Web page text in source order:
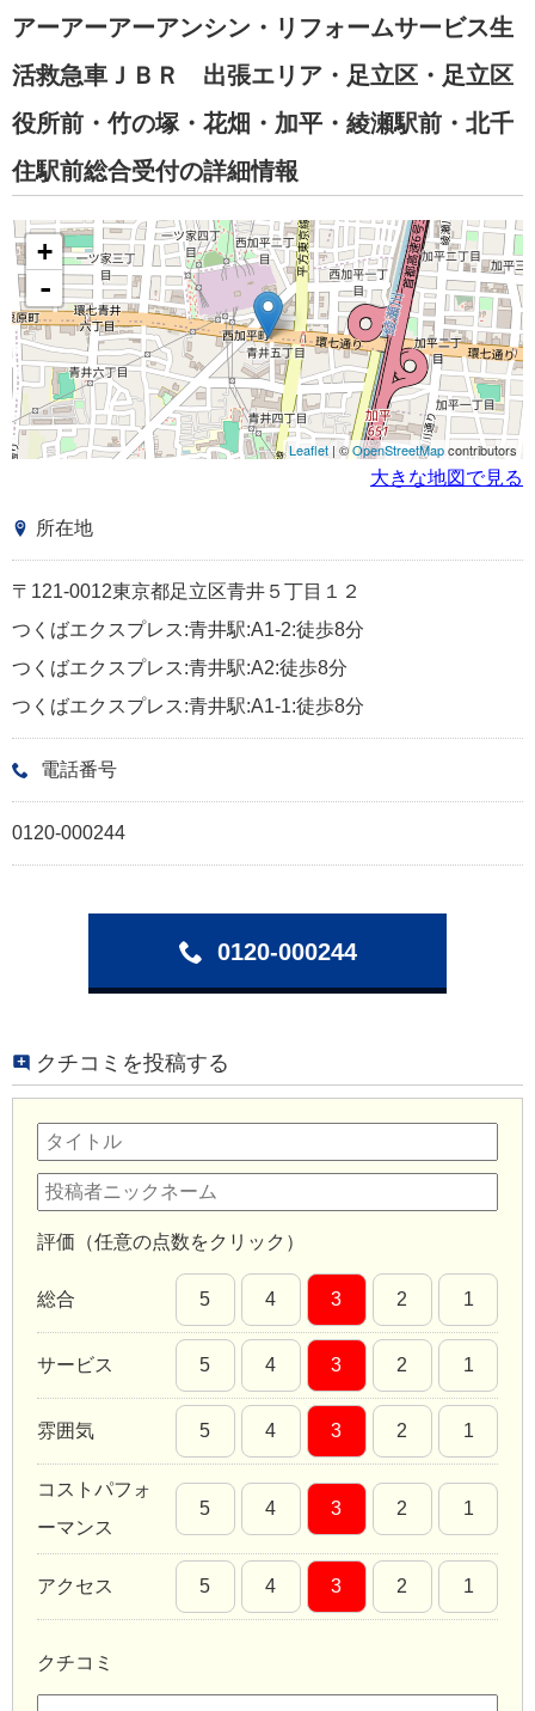
アーアーアーアンシン・リフォームサービス生
活救急車ＪＢＲ 出張エリア・足立区・足立区
役所前・竹の塚・花畑・加平・綾瀬駅前・北千
住駅前総合受付の詳細情報
+
-
Leaflet | ©OpenStreetMapcontributors
大きな地図で見る
所在地
〒121-0012東京都足立区青井５丁目１２
つくばエクスプレス:青井駅:A1-2:徒歩8分
つくばエクスプレス:青井駅:A2:徒歩8分
つくばエクスプレス:青井駅:A1-1:徒歩8分
電話番号
0120-000244
0120-000244
クチコミを投稿する
評価（任意の点数をクリック）
総合 5 4 3 2 1
サービス 5 4 3 2 1
雰囲気 5 4 3 2 1
コストパフォ
ーマンス
5 4 3 2 1
アクセス 5 4 3 2 1
クチコミ